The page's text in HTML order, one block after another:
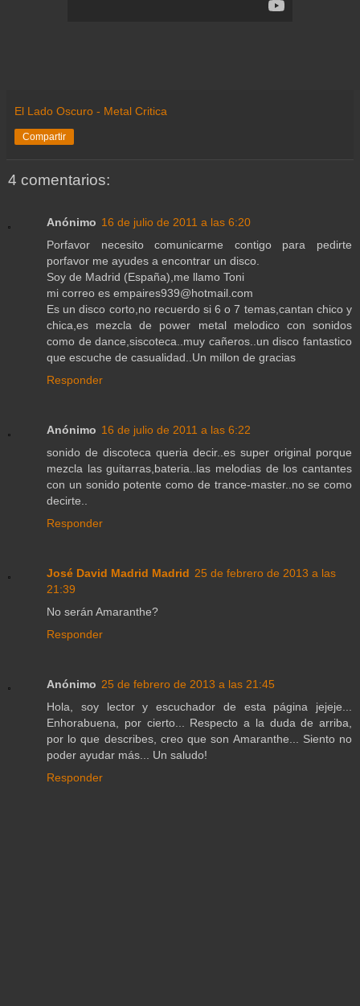
El Lado Oscuro - Metal Critica
Compartir
4 comentarios:
Anónimo 16 de julio de 2011 a las 6:20
Porfavor necesito comunicarme contigo para pedirte
porfavor me ayudes a encontrar un disco.
Soy de Madrid (España),me llamo Toni
mi correo es empaires939@hotmail.com
Es un disco corto,no recuerdo si 6 o 7 temas,cantan chico y
chica,es mezcla de power metal melodico con sonidos
como de dance,siscoteca..muy cañeros..un disco fantastico
que escuche de casualidad..Un millon de gracias
Responder
Anónimo 16 de julio de 2011 a las 6:22
sonido de discoteca queria decir..es super original porque
mezcla las guitarras,bateria..las melodias de los cantantes
con un sonido potente como de trance-master..no se como
decirte..
Responder
José David Madrid Madrid 25 de febrero de 2013 a las
21:39
No serán Amaranthe?
Responder
Anónimo 25 de febrero de 2013 a las 21:45
Hola, soy lector y escuchador de esta página jejeje...
Enhorabuena, por cierto... Respecto a la duda de arriba,
por lo que describes, creo que son Amaranthe... Siento no
poder ayudar más... Un saludo!
Responder